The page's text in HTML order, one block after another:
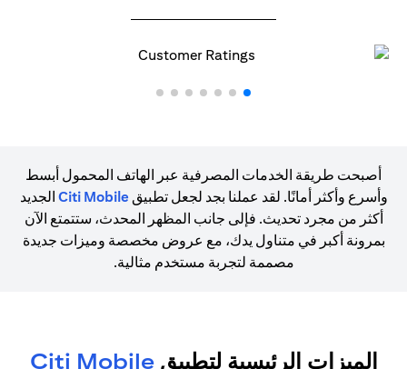
أصبحت طريقة الخدمات المصرفية عبر الهاتف المحمول أبسط
وأسرع وأكثر أمانًا. لقد عملنا بجد لجعل تطبيقCiti Mobile الجديد
أكثر من مجرد تحديث. فإلى جانب المظهر المحدث، ستتمتع الآن
بمرونة أكبر في متناول يدك، مع عروض مخصصة وميزات جديدة
مصممة لتجربة مستخدم مثالية.
الميزات الرئيسية لتطبيقCiti Mobile